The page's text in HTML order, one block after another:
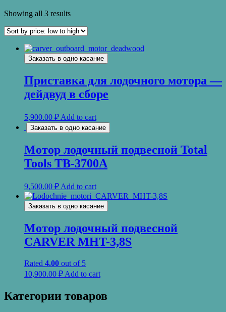
Showing all 3 results
Заказать в одно касание
Приставка для лодочного мотора —
дейдвуд в сборе
5,900.00 ₽ Add to cart
Заказать в одно касание
Мотор лодочный подвесной Total
Tools TB-3700A
9,500.00 ₽ Add to cart
Заказать в одно касание
Мотор лодочный подвесной
CARVER MHT-3,8S
Rated 4.00 out of 5
10,900.00 ₽ Add to cart
Категории товаров